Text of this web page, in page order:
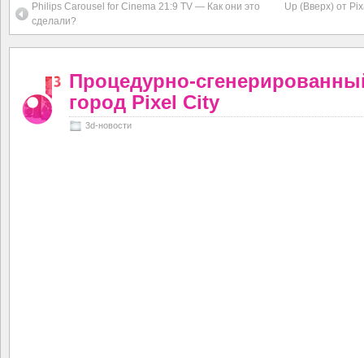
Philips Carousel for Cinema 21:9 TV — Как они это
сделали?
Up (Вверх) от
Процедурно-
город Pixel City
3d-новости